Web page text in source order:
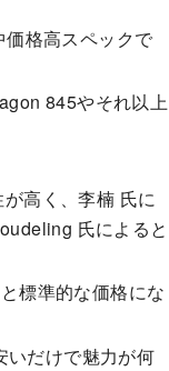
格高スペックで
845やそれ以上
高く、李楠 氏に
氏によると
標準的な価格にな
いだけで魅力が何